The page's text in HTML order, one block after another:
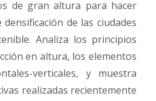
de gran altura para hacer
de las ciudades
Analiza los principios
en altura, los elementos
verticales, y muestra
realizadas recientemente